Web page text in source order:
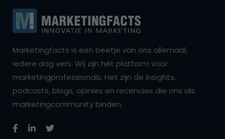
Marketingfacts is een beetje van ons allemaal,
iedere dag vers. Wij zijn hét platform voor
marketingprofessionals. Het zijn de insights,
podcasts, blogs, opinies en recencies die ons als
marketingcommunity binden.